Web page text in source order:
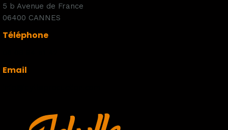
5 b Avenue de France
06400 CANNES
Téléphone
Email